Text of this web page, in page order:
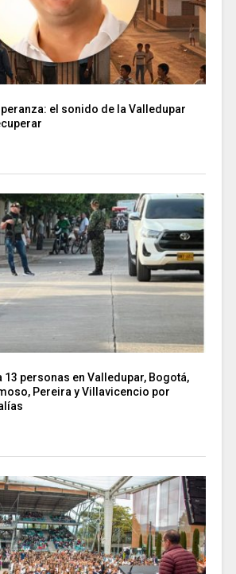
el sonido de la Valledupar
13 personas en Valledupar, Bogotá,
Pereira y Villavicencio por